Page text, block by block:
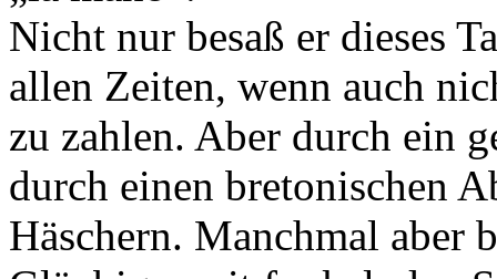
Nicht nur besaß er dieses
allen Zeiten, wenn auch
zu zahlen. Aber durch ein
durch einen bretonischen
Häschern. Manchmal aber